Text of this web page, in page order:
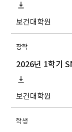
보건대학원
장학
보건대학원
학생